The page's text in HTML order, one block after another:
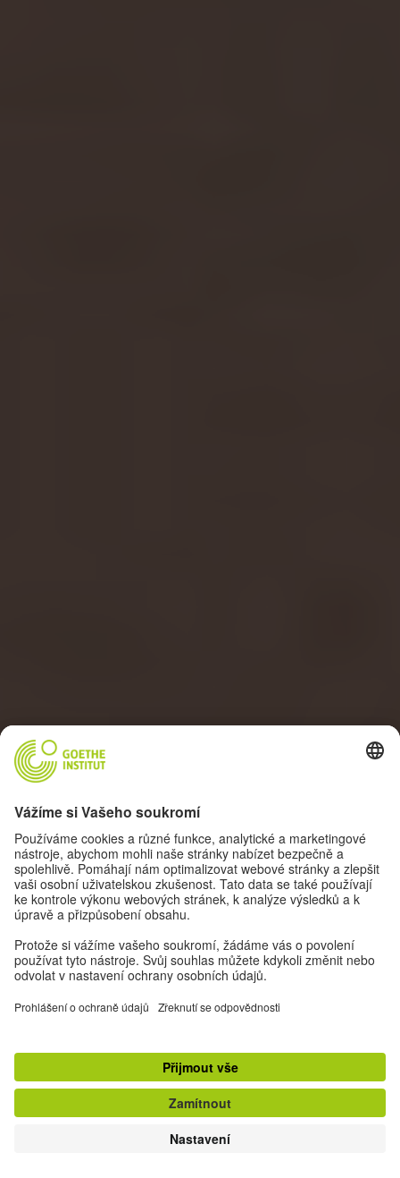
Spravedlnost a důvěra
Spravedlnost je třeba vyžadovat, bránit a neustále se o ni
znovu zasazovat. Lidé v těchto příbězích zažívají válku,
klimatickou krizi, diskriminaci, zneužívání moci a
dosáhnout dobrého soužití, důstojnosti a solidarity.